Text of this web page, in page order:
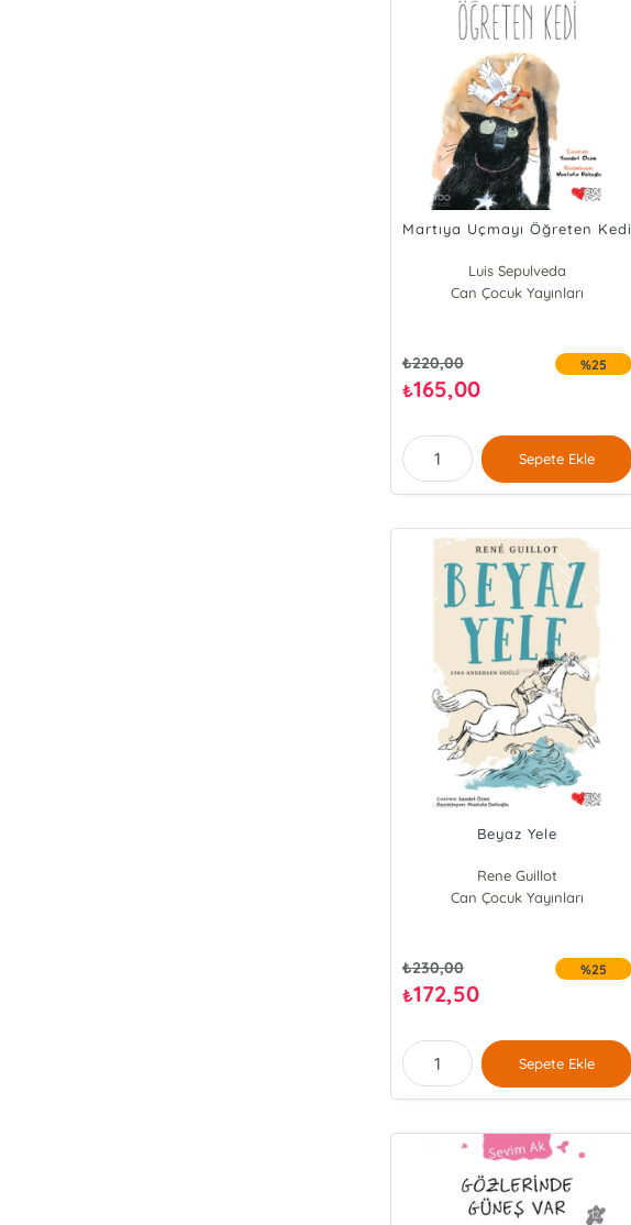
Martıya Uçmayı Öğreten Kedi
Luis Sepulveda
Can Çocuk Yayınları
₺220,00
₺165,00
%25
Sepete Ekle
Beyaz Yele
Rene Guillot
Can Çocuk Yayınları
₺230,00
₺172,50
%25
Sepete Ekle